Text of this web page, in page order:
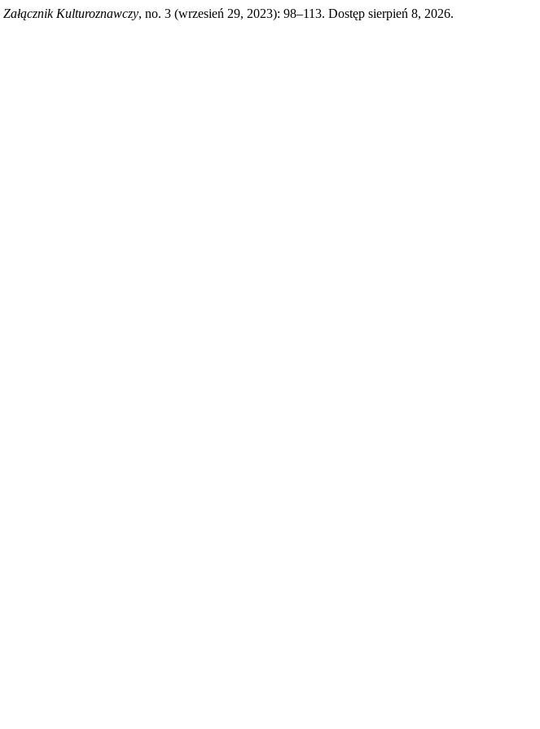
Załącznik Kulturoznawczy, no. 3 (wrzesień 29, 2023): 98–113. Dostęp sierpień 8, 2026.